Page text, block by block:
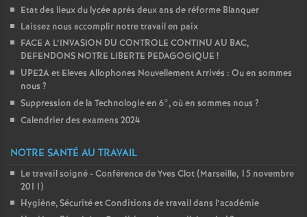
Etat des lieux du lycée après deux ans de réforme Blanquer
Laissez nous accomplir notre travail en paix
FACE A L’INVASION DU CONTROLE CONTINU AU BAC,
DEFENDONS NOTRE LIBERTE PEDAGOGIQUE !
UPE2A et Eleves Allophones Nouvellement Arrivés : Ou en sommes
nous ?
Suppression de la Technologie en 6°, où en sommes nous ?
Calendrier des examens 2024
NOTRE SANTÉ AU TRAVAIL
Le travail soigné - Conférence de Yves Clot (Marseille, 15 novembre
2011)
Hygiène, Sécurité et Conditions de travail dans l’académie